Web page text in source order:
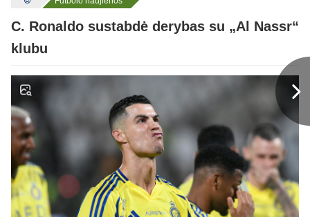
C. Ronaldo sustabdė derybas su „Al Nassr“
klubu